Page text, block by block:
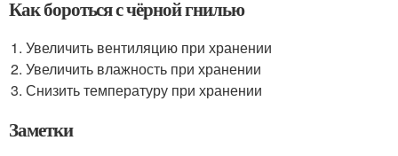
Как бороться с чёрной гнилью
Увеличить вентиляцию при хранении
Увеличить влажность при хранении
Снизить температуру при хранении
Заметки